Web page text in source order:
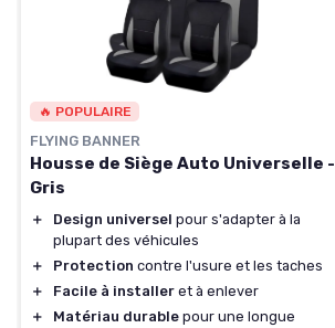
🔥 POPULAIRE
FLYING BANNER
Housse de Siège Auto Universelle -
Gris
＋ Design universel pour s'adapter à la
plupart des véhicules
＋
Protection contre l'usure et les taches
＋
Facile à installer et à enlever
＋
Matériau durable pour une longue